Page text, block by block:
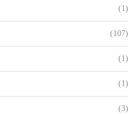
(1)
(107)
(1)
(1)
(3)